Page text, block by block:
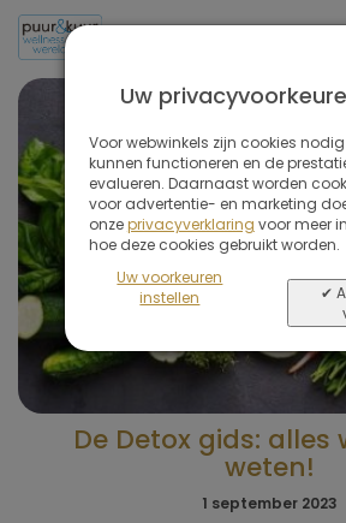
De Detox gids: alles
weten!
1 september 2023
Uw
Voor webwinkels zijn cookies
kunnen functioneren en de
evalueren. Daarnaast worden
voor advertentie- en marketing
onzeprivacyverklaring voor meer
hoe deze cookies gebruikt worden.
Uw voorkeuren
instellen
✔